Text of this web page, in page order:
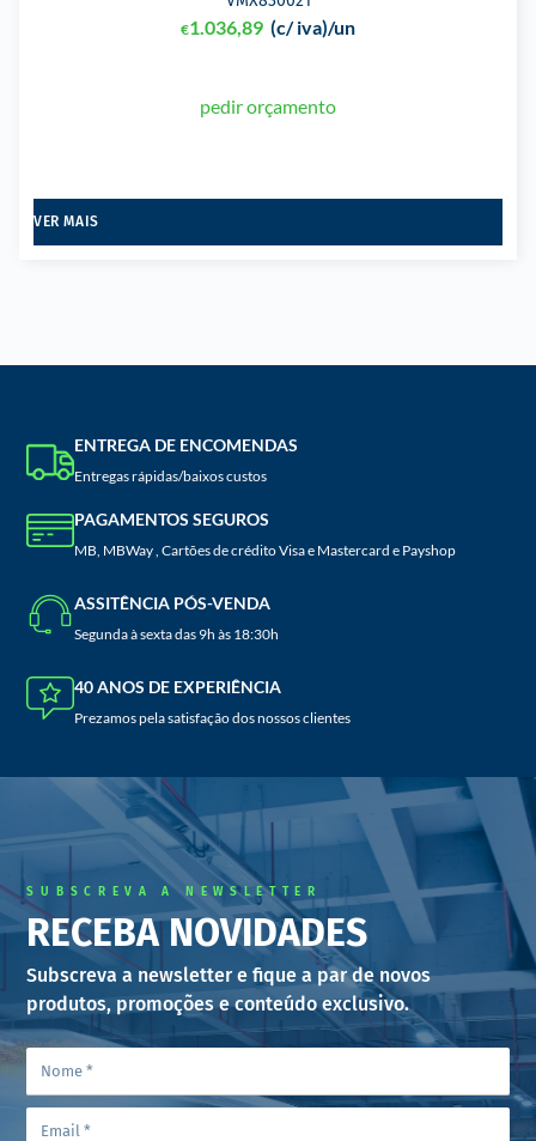
€1.036,89 (c/ iva)/un
pedir orçamento
VER MAIS
ENTREGA DE ENCOMENDAS
Entregas rápidas/baixos custos
PAGAMENTOS SEGUROS
MB, MBWay , Cartões de crédito Visa e Mastercard e Payshop
ASSITÊNCIA PÓS-VENDA
Segunda à sexta das 9h às 18:30h
40 ANOS DE EXPERIÊNCIA
Prezamos pela satisfação dos nossos clientes
SUBSCREVA A NEWSLETTER
RECEBA NOVIDADES
Subscreva a newsletter e fique a par de novos
produtos, promoções e conteúdo exclusivo.